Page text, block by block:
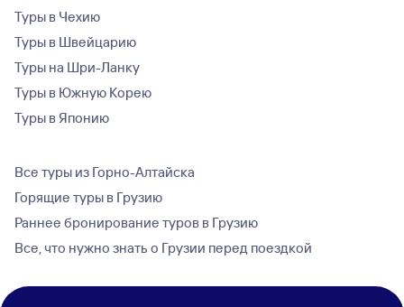
Туры в Чехию
Туры в Швейцарию
Туры на Шри-Ланку
Туры в Южную Корею
Туры в Японию
Все туры из Горно-Алтайска
Горящие туры в Грузию
Раннее бронирование туров в Грузию
Все, что нужно знать о Грузии перед поездкой